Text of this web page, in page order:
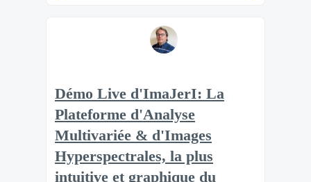
Démo Live d'ImaJerI: La
Plateforme d'Analyse
Multivariée & d'Images
Hyperspectrales, la plus
intuitive et graphique du